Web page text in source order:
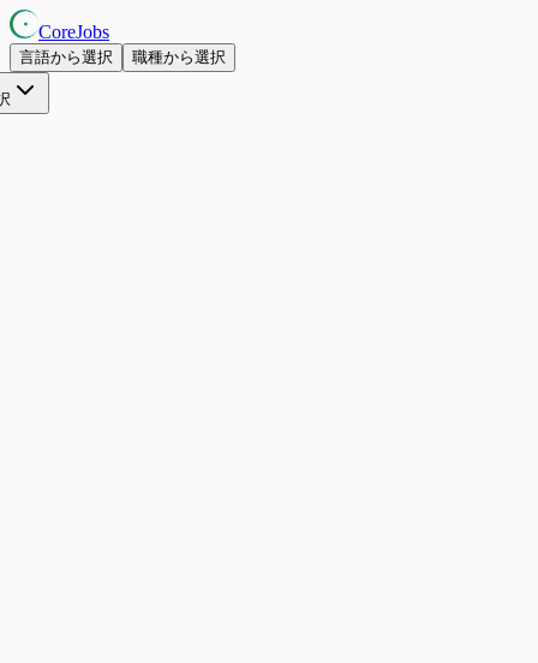
CoreJobs
言語から選択 職種から選択